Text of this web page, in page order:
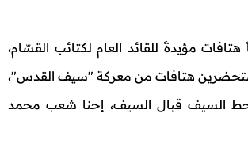
مؤيدةً للقائد العام لكتائب القسّام،
هتافات من معركة "سيف القدس"،
2021: "حط السيف قبال السيف، إحنا شعب محمد